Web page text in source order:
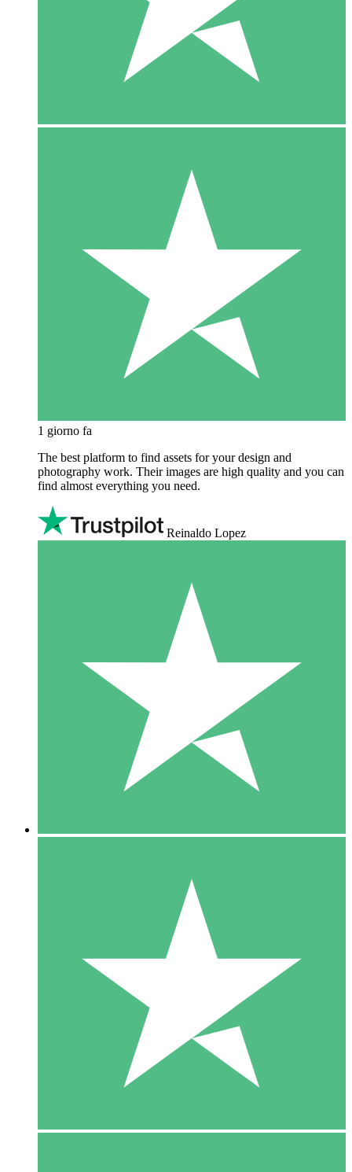
1 giorno fa
The best platform to find assets for your design and
photography work. Their images are high quality and you can
find almost everything you need.
Reinaldo Lopez